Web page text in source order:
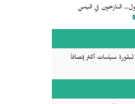
النازحون في اليمن
سياسات أكثر إنصافاً